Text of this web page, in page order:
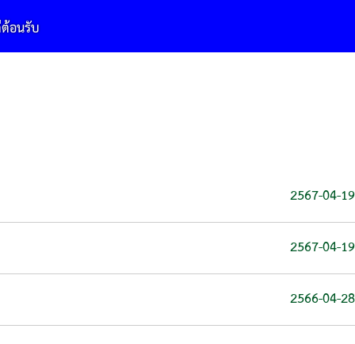
2567-04-19
2567-04-19
2566-04-28